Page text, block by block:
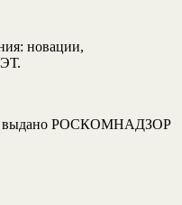
новации,
выдано РОСКОМНАДЗОР